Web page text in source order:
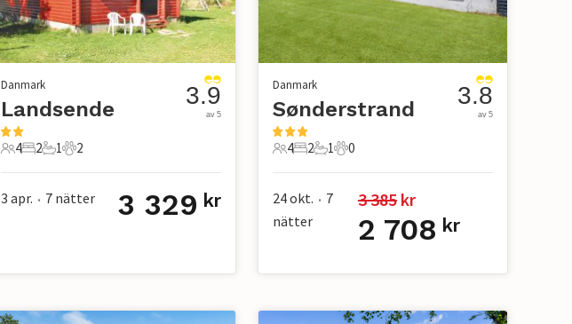
Danmark
Landsende
4 Gäster
4
2 Sovrum
2
1 Badrum
1
2 Husdjur
2
3.9
av 5
3 apr. • 7 nätter 3 329 kr
Danmark
Sønderstrand
4 Gäster
4
2 Sovrum
2
1 Badrum
1
0 Husdjur
0
3.8
av 5
24 okt. • 7
nätter
3 385 kr
2 708 kr